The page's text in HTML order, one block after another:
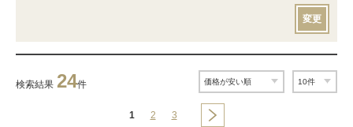
変更
検索結果 24件
1 2 3